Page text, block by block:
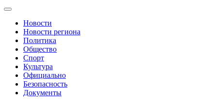
Новости
Новости региона
Политика
Общество
Спорт
Культура
Официально
Безопасность
Документы